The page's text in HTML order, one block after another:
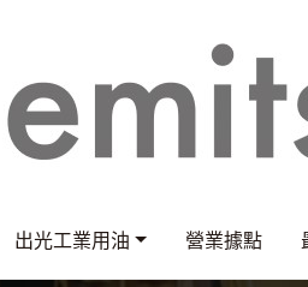
出光工業用油 營業據點